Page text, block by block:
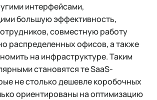
интерфейсами,
большую эффективность,
совместную работу
распределенных офисов, а также
на инфраструктуре. Таким
становятся те SaaS-
не столько дешевле коробочных
ориентированы на оптимизацию